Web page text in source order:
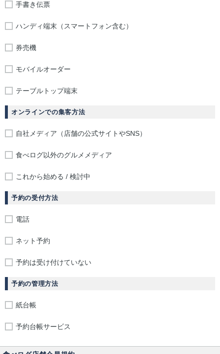
手書き伝票
ハンディ端末（スマートフォン含む）
券売機
モバイルオーダー
テーブルトップ端末
オンラインでの集客方法
自社メディア（店舗の公式サイトやSNS）
食べログ以外のグルメメディア
これから始める / 検討中
予約の受付方法
電話
ネット予約
予約は受け付けていない
予約の管理方法
紙台帳
予約台帳サービス